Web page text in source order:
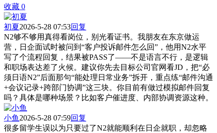
收藏 0
初夏2026-5-28 07:53回复
N2够不够用真得看岗位，别光看证书。我朋友在东京做运
营，日企面试时被问到“客户投诉邮件怎么回”，他用N2水平
写了个流程回复，结果被PASS了——不是语言不行，是逻辑
和职场表达差了火候。建议你先去目标公司官网看JD，把“必
须日语N2”后面那句“能处理日常业务”拆开，重点练“邮件沟通
+会议记录+跨部门协调”这三块。你目前有做过模拟邮件回复
吗？具体是哪种场景？比如客户催进度、内部协调资源这种。
小鱼 2026-5-28 07:59回复
很多留学生误以为只要过了N2就能顺利在日企就职，却忽略